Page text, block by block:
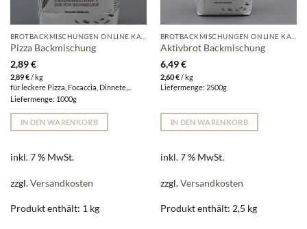
Pizza Backmischung
2,89€
2,89€/kg
für leckere Pizza, Focaccia, Dinnete,...
Liefermenge: 1000g
IN DEN WARENKORB
inkl. 7 % MwSt.
zzgl.Versandkosten
Produkt enthält: 1 kg
Aktivbrot Backmischung
6,49€
2,60€/kg
Liefermenge: 2500g
IN DEN WARENKORB
inkl. 7 % MwSt.
zzgl.Versandkosten
Produkt enthält: 2,5 kg